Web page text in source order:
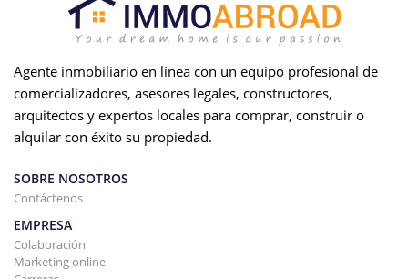
Agente inmobiliario en línea con un equipo profesional de
comercializadores, asesores legales, constructores,
arquitectos y expertos locales para comprar, construir o
alquilar con éxito su propiedad.
SOBRE NOSOTROS
Contáctenos
EMPRESA
Colaboración
Marketing online